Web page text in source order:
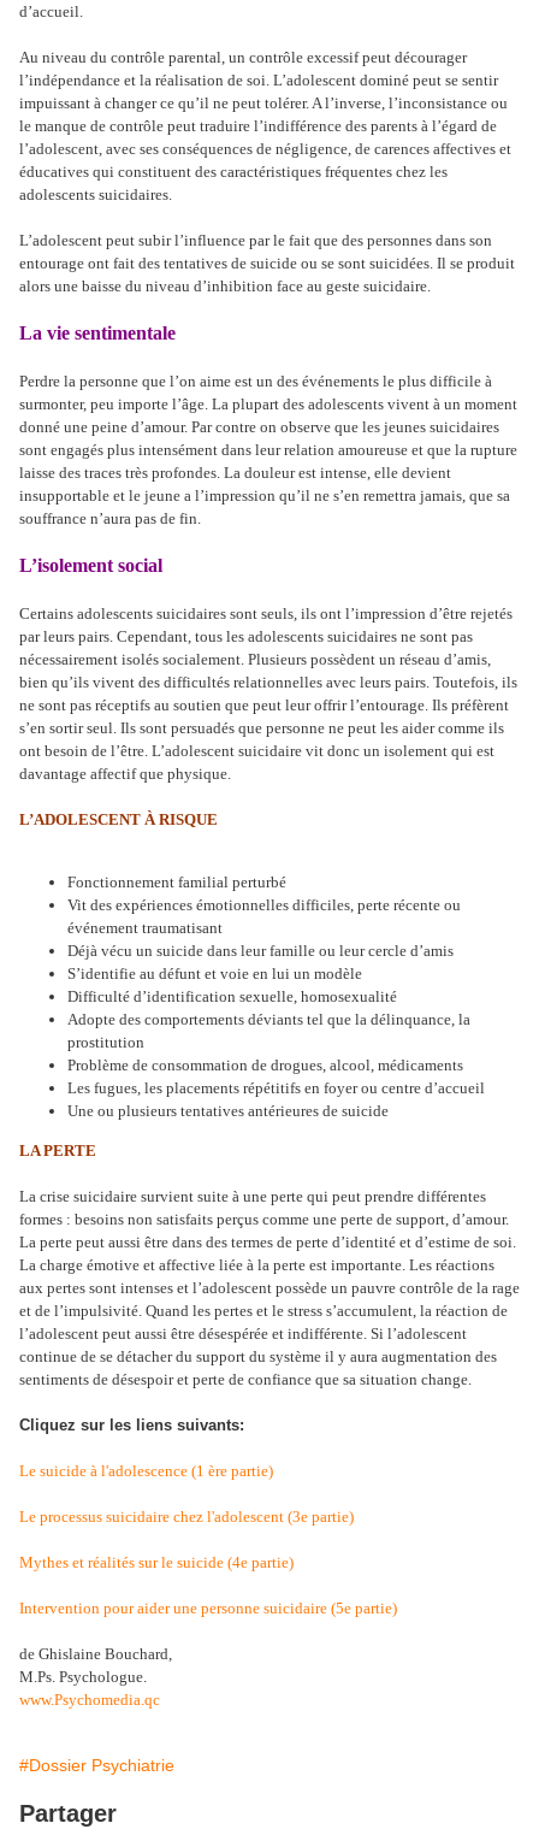
d’accueil.
Au niveau du contrôle parental, un contrôle excessif peut décourager
l’indépendance et la réalisation de soi. L’adolescent dominé peut se sentir
impuissant à changer ce qu’il ne peut tolérer. A l’inverse, l’inconsistance ou
le manque de contrôle peut traduire l’indifférence des parents à l’égard de
l’adolescent, avec ses conséquences de négligence, de carences affectives et
éducatives qui constituent des caractéristiques fréquentes chez les
adolescents suicidaires.
L’adolescent peut subir l’influence par le fait que des personnes dans son
entourage ont fait des tentatives de suicide ou se sont suicidées. Il se produit
alors une baisse du niveau d’inhibition face au geste suicidaire.
La vie sentimentale
Perdre la personne que l’on aime est un des événements le plus difficile à
surmonter, peu importe l’âge. La plupart des adolescents vivent à un moment
donné une peine d’amour. Par contre on observe que les jeunes suicidaires
sont engagés plus intensément dans leur relation amoureuse et que la rupture
laisse des traces très profondes. La douleur est intense, elle devient
insupportable et le jeune a l’impression qu’il ne s’en remettra jamais, que sa
souffrance n’aura pas de fin.
L’isolement social
Certains adolescents suicidaires sont seuls, ils ont l’impression d’être rejetés
par leurs pairs. Cependant, tous les adolescents suicidaires ne sont pas
nécessairement isolés socialement. Plusieurs possèdent un réseau d’amis,
bien qu’ils vivent des difficultés relationnelles avec leurs pairs. Toutefois, ils
ne sont pas réceptifs au soutien que peut leur offrir l’entourage. Ils préfèrent
s’en sortir seul. Ils sont persuadés que personne ne peut les aider comme ils
ont besoin de l’être. L’adolescent suicidaire vit donc un isolement qui est
davantage affectif que physique.
L’ADOLESCENT À RISQUE
Fonctionnement familial perturbé
Vit des expériences émotionnelles difficiles, perte récente ou
événement traumatisant
Déjà vécu un suicide dans leur famille ou leur cercle d’amis
S’identifie au défunt et voie en lui un modèle
Difficulté d’identification sexuelle, homosexualité
Adopte des comportements déviants tel que la délinquance, la
prostitution
Problème de consommation de drogues, alcool, médicaments
Les fugues, les placements répétitifs en foyer ou centre d’accueil
Une ou plusieurs tentatives antérieures de suicide
LA PERTE
La crise suicidaire survient suite à une perte qui peut prendre différentes
formes : besoins non satisfaits perçus comme une perte de support, d’amour.
La perte peut aussi être dans des termes de perte d’identité et d’estime de soi.
La charge émotive et affective liée à la perte est importante. Les réactions
aux pertes sont intenses et l’adolescent possède un pauvre contrôle de la rage
et de l’impulsivité. Quand les pertes et le stress s’accumulent, la réaction de
l’adolescent peut aussi être désespérée et indifférente. Si l’adolescent
continue de se détacher du support du système il y aura augmentation des
sentiments de désespoir et perte de confiance que sa situation change.
Cliquez sur les liens suivants:
Le suicide à l'adolescence (1 ère partie)
Le processus suicidaire chez l'adolescent (3e partie)
Mythes et réalités sur le suicide (4e partie)
Intervention pour aider une personne suicidaire (5e partie)
de Ghislaine Bouchard,
M.Ps. Psychologue.
www.Psychomedia.qc
#Dossier Psychiatrie
Partager